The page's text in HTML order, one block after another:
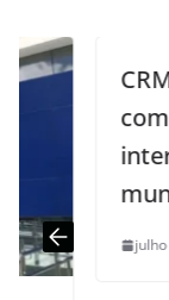
CRMV-
com a
interdita
julho 31, 2025